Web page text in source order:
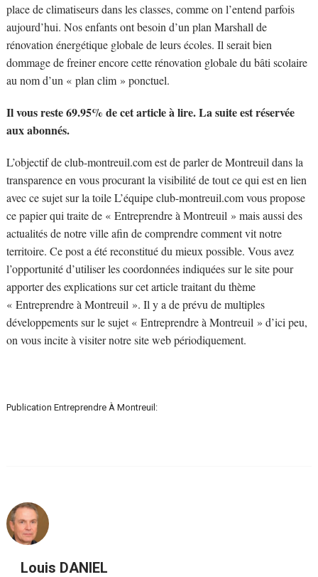
place de climatiseurs dans les classes, comme on l’entend parfois
aujourd’hui. Nos enfants ont besoin d’un plan Marshall de
rénovation énergétique globale de leurs écoles. Il serait bien
dommage de freiner encore cette rénovation globale du bâti scolaire
au nom d’un « plan clim » ponctuel.
Il vous reste 69.95% de cet article à lire. La suite est réservée
aux abonnés.
L’objectif de club-montreuil.com est de parler de Montreuil dans la
transparence en vous procurant la visibilité de tout ce qui est en lien
avec ce sujet sur la toile L’équipe club-montreuil.com vous propose
ce papier qui traite de « Entreprendre à Montreuil » mais aussi des
actualités de notre ville afin de comprendre comment vit notre
territoire. Ce post a été reconstitué du mieux possible. Vous avez
l’opportunité d’utiliser les coordonnées indiquées sur le site pour
apporter des explications sur cet article traitant du thème
« Entreprendre à Montreuil ». Il y a de prévu de multiples
développements sur le sujet « Entreprendre à Montreuil » d’ici peu,
on vous incite à visiter notre site web périodiquement.
Publication Entreprendre À Montreuil:
Louis DANIEL